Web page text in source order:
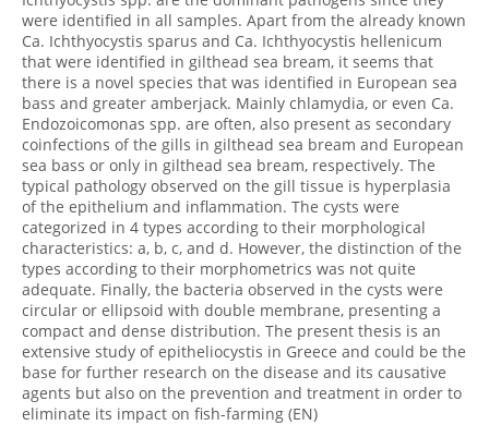
were identified in all samples. Apart from the already known
Ca. Ichthyocystis sparus and Ca. Ichthyocystis hellenicum
that were identified in gilthead sea bream, it seems that
there is a novel species that was identified in European sea
bass and greater amberjack. Mainly chlamydia, or even Ca.
Endozoicomonas spp. are often, also present as secondary
coinfections of the gills in gilthead sea bream and European
sea bass or only in gilthead sea bream, respectively. The
typical pathology observed on the gill tissue is hyperplasia
of the epithelium and inflammation. The cysts were
categorized in 4 types according to their morphological
characteristics: a, b, c, and d. However, the distinction of the
types according to their morphometrics was not quite
adequate. Finally, the bacteria observed in the cysts were
circular or ellipsoid with double membrane, presenting a
compact and dense distribution. The present thesis is an
extensive study of epitheliocystis in Greece and could be the
base for further research on the disease and its causative
agents but also on the prevention and treatment in order to
eliminate its impact on fish-farming (EN)